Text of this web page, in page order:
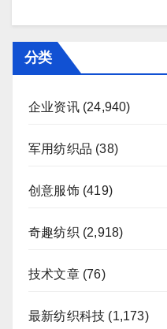
分类
企业资讯(24,940)
军用纺织品 (38)
创意服饰(419)
奇趣纺织 (2,918)
技术文章(76)
最新纺织科技 (1,173)